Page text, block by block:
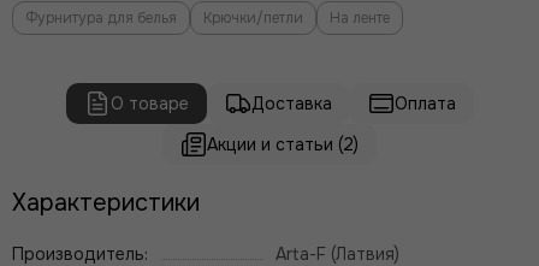
Фурнитура для белья Крючки/петли На ленте
О товаре Доставка
Оплата
Акции и статьи (2)
Характеристики
Производитель:
Arta-F (Латвия)